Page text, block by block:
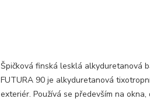
Špičková finská lesklá alkyduretanová
FUTURA 90 je alkyduretanová
exteriér. Používá se především na